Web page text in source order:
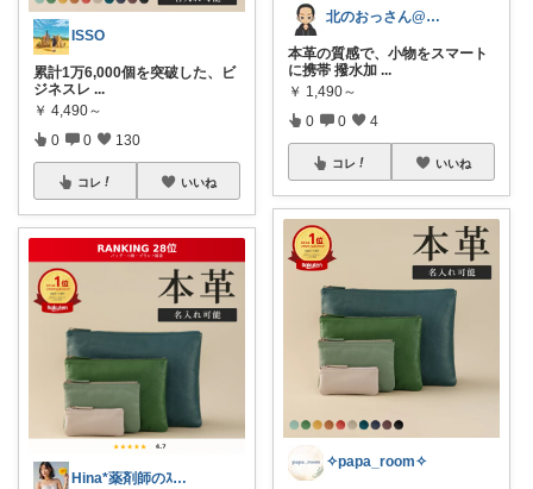
ISSO
累計1万6,000個を突破した、ビ
ジネスレ ...
￥ 4,490～
0 0 130
コレ いいね
Hina*薬剤師のｽｽﾒ🫶ﾌｫﾛﾊﾞ✨
北のおっさん@ガジェット好き
本革の質感で、小物をスマート
に携帯 撥水加 ...
￥ 1,490～
0 0 4
コレ いいね
✧papa_room✧